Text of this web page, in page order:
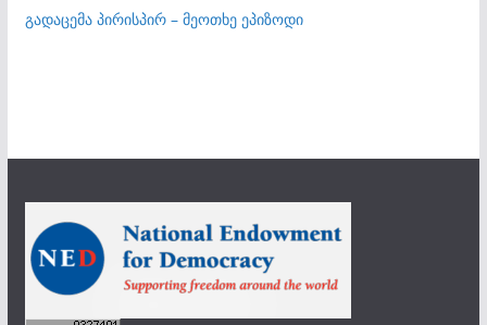
გადაცემა პირისპირ – მეოთხე ეპიზოდი